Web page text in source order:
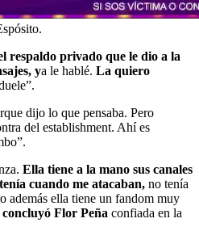
respaldo privado que le dio a la
ya le hablé. La quiero
dijo lo que pensaba. Pero
del establishment. Ahí es
Ella tiene a la mano sus canales
cuando me atacaban, no tenía
además ella tiene un fandom muy
Flor Peña confiada en la